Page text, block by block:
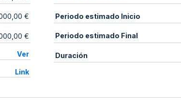
€
€
Ver
Link
Periodo estimado Inicio
Periodo estimado Final
Duración